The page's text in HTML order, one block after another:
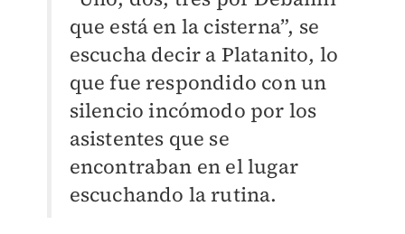
que está en la cisterna”, se
escucha decir a Platanito, lo
que fue respondido con un
silencio incómodo por los
asistentes que se
encontraban en el lugar
escuchando la rutina.